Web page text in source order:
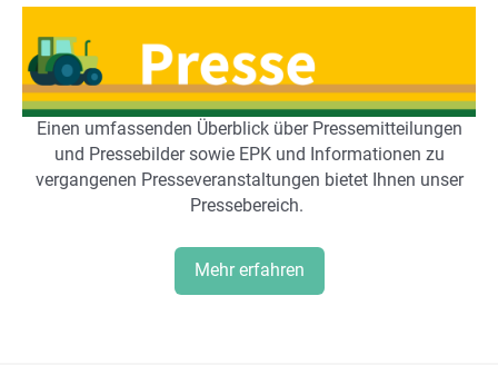
Einen umfassenden Überblick über Pressemitteilungen
und Pressebilder sowie EPK und Informationen zu
vergangenen Presseveranstaltungen bietet Ihnen unser
Pressebereich.
Mehr erfahren